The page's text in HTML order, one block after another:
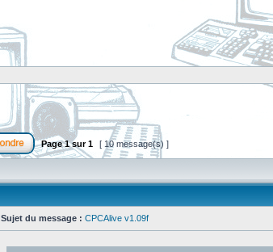
Page1sur1 [ 10 message(s) ]
Sujet du message : CPCAlive v1.09f